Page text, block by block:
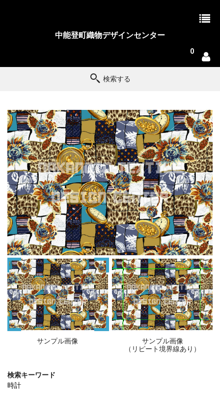
中能登町織物デザインセンター
0
検索する
サンプル画像
サンプル画像
（リピート境界線あり）
検索キーワード
時計